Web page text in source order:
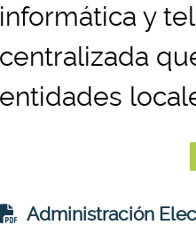
informática y
centralizada
entidades
Administración